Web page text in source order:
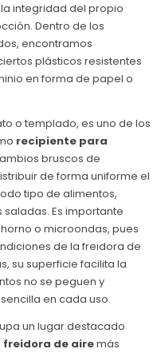
integridad del propio
Dentro de los
encontramos
plásticos resistentes
en forma de papel o
o templado, es uno de los
recipiente para
bruscos de
de forma uniforme el
tipo de alimentos,
Es importante
o microondas, pues
de la freidora de
su superficie facilita la
no se peguen y
en cada uso.
un lugar destacado
de airemás